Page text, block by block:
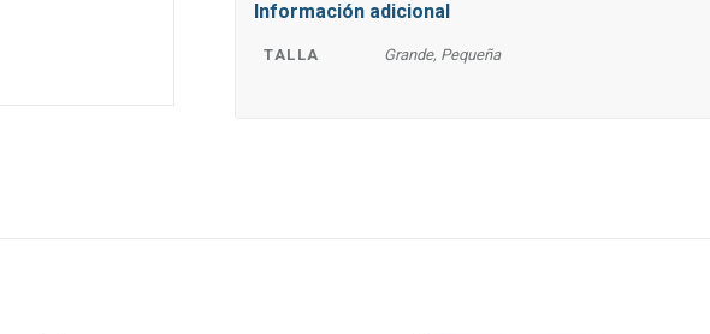
Información adicional
TALLA Grande, Pequeña